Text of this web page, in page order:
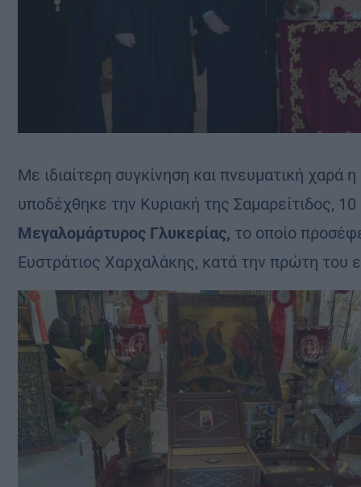
Με ιδιαίτερη συγκίνηση και πνευματική χαρά η
υποδέχθηκε την Κυριακή της Σαμαρείτιδος,
Μεγαλομάρτυρος Γλυκερίας, το οποίο
Ευστράτιος Χαρχαλάκης, κατά την πρώτη του